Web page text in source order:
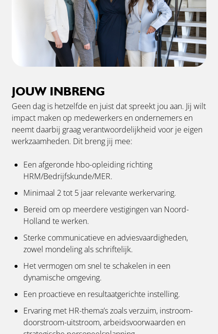
JOUW INBRENG
Geen dag is hetzelfde en juist dat spreekt jou aan. Jij wilt
impact maken op medewerkers en ondernemers en
neemt daarbij graag verantwoordelijkheid voor je eigen
werkzaamheden. Dit breng jij mee:
Een afgeronde hbo-opleiding richting
HRM/Bedrijfskunde/MER.
Minimaal 2 tot 5 jaar relevante werkervaring.
Bereid om op meerdere vestigingen van Noord-
Holland te werken.
Sterke communicatieve en adviesvaardigheden,
zowel mondeling als schriftelijk.
Het vermogen om snel te schakelen in een
dynamische omgeving.
Een proactieve en resultaatgerichte instelling.
Ervaring met HR-thema’s zoals verzuim, instroom-
doorstroom-uitstroom, arbeidsvoorwaarden en